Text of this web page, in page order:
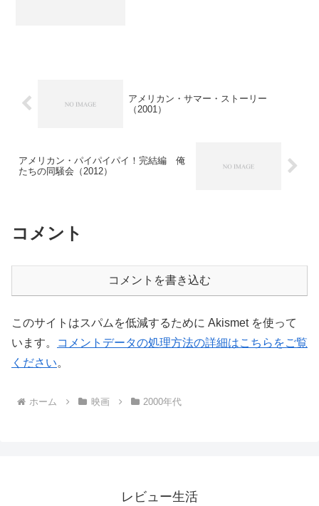
アメリカン・サマー・ストーリー
（2001）
アメリカン・パイパイパイ！完結編 俺
たちの同騒会（2012）
コメント
コメントを書き込む
このサイトはスパムを低減するために Akismet を使って
います。
コメントデータの処理方法の詳細はこちらをご覧
ください。
ホーム 映画 2000年代
レビュー生活